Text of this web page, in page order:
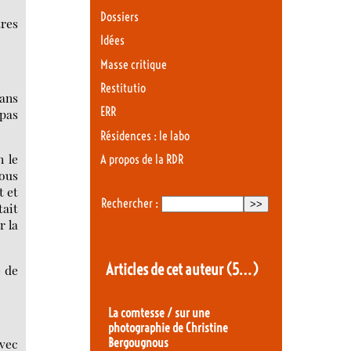
le
et
la
de
Dossiers
Idées
Masse critique
Restitutio
ERR
Résidences : le labo
A propos de la RDR
Rechercher :
Articles de cet auteur(5…)
La comtesse / sur une
photographie de Christine
Bergougnous